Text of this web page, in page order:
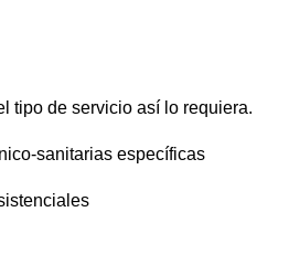
tipo de servicio así lo requiera.
sanitarias específicas